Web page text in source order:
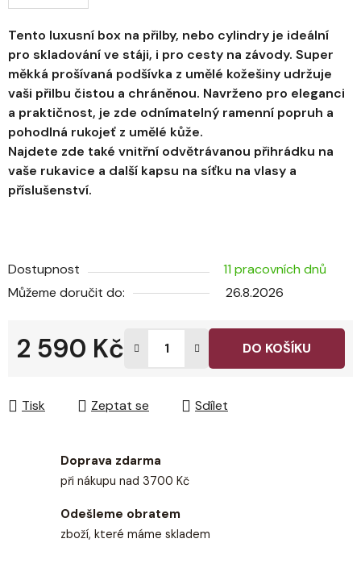
Tento luxusní box na přilby, nebo cylindry je ideální
pro skladování ve stáji, i pro cesty na závody. Super
měkká prošívaná podšívka z umělé kožešiny udržuje
vaši přilbu čistou a chráněnou. Navrženo pro eleganci
a praktičnost, je zde odnímatelný ramenní popruh a
pohodlná rukojeť z umělé kůže.
Najdete zde také vnitřní odvětrávanou přihrádku na
vaše rukavice a další kapsu na síťku na vlasy a
příslušenství.
Dostupnost
11 pracovních dnů
Můžeme doručit do:
26.8.2026
2 590 Kč DO KOŠÍKU
Tisk Zeptat se Sdílet
Doprava zdarma
při nákupu nad 3700 Kč
Odešleme obratem
zboží, které máme skladem